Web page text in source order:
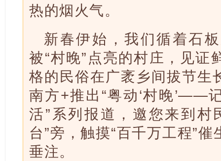
热的烟火气。
新春伊始，我们循着石
被“村晚”点亮的村庄，见证
格的民俗在广袤乡间拔节生
南方+推出“粤动‘村晚’——
活”系列报道，邀您来到村
台”旁，触摸“百千万工程”
垂注。